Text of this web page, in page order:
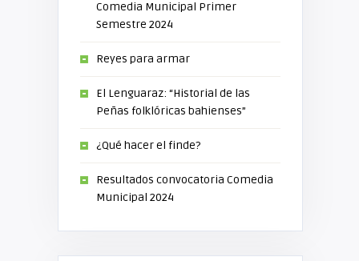
Comedia Municipal Primer
Semestre 2024
Reyes para armar
El Lenguaraz: “Historial de las
Peñas folklóricas bahienses”
¿Qué hacer el finde?
Resultados convocatoria Comedia
Municipal 2024